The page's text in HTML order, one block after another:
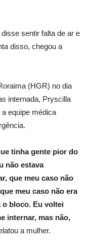
sentir falta de ar e
disso, chegou a
(HGR) no dia
internada, Pryscilla
equipe médica
tinha gente pior do
não estava
que meu caso não
meu caso não era
o bloco. Eu voltei
internar, mas não,
a mulher.